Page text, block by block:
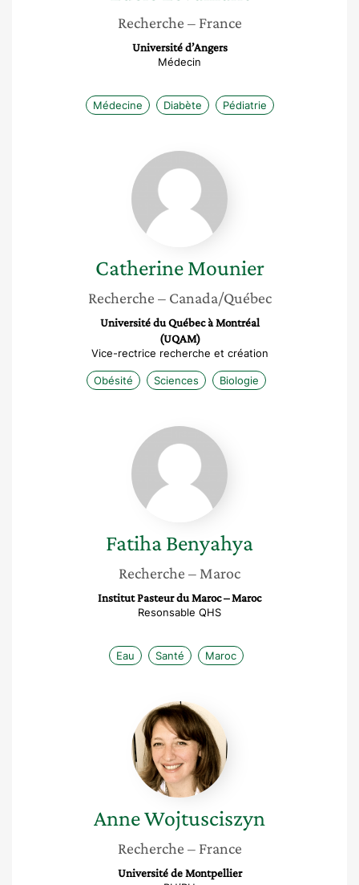
Recherche – France
Université d’Angers
Médecin
Médecine Diabète Pédiatrie
Catherine
Mounier
Catherine Mounier
Recherche – Canada/Québec
Université du Québec à Montréal
(UQAM)
Vice-rectrice recherche et création
Obésité Sciences Biologie
Fatiha
Benyahya
FatihaBenyahya
Recherche – Maroc
Institut Pasteur du Maroc – Maroc
Resonsable QHS
Eau Santé Maroc
Anne
Wojtusciszyn
AnneWojtusciszyn
Recherche – France
Université de Montpellier